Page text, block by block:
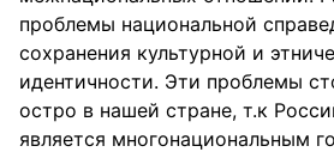
проблемы национальной
сохранения культурной и
идентичности. Эти проблемы
остро в нашей стране, т.к
является многонациональным